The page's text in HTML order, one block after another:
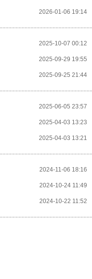
2026-01-06 19:14
2025-10-07 00:12
2025-09-29 19:55
2025-09-25 21:44
2025-06-05 23:57
2025-04-03 13:23
2025-04-03 13:21
2024-11-06 18:16
2024-10-24 11:49
2024-10-22 11:52